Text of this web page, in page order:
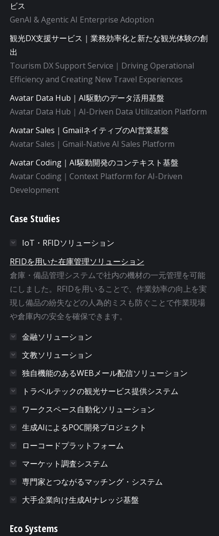
ビス
GenAI & Agentic AI Enterprise Adoption
観光DX支援サービス｜業務効率化と新たな観光体験の創
出
Tourism DX Support Service｜Driving Operational
Efficiency and Creating New Travel Experiences
Avatar Data Hub｜AI駆動のデータ活用基盤
Avatar Data Hub｜AI-Driven Data Utilization Platform
Avatar Sales｜GmailネイティブのAI営業基盤
Avatar Sales｜Gmail-Native AI Sales Platform
Avatar Coding｜AI駆動開発のコンテキスト基盤
Avatar Coding｜Context Platform for AI-Driven
Development
Case Studies
IoT・RFIDソリューション
RFIDを用いた在庫管理ソリューション
倉庫・備品管理システムで社内の機材の一元管理を可能
にしました。RFIDを用いることで、作業効率の向上を実
現し備品の紛失などの人為的ミスも防ぐことで作業現場
や倉庫内の安全を確保できます。
金融ソリューション
文教ソリューション
独自機能のあるWEBメール配信ソリューション
トラベルテックの観光サービス提供システム
ワークスペース自動化ソリューション
生成AIによるPOC開発プロジェクト
ローコードプラットフォーム
マーケット調査システム
専門家とつながるマッチング・システム
大手企業向け生成AIナレッジ基盤
Eco Systems